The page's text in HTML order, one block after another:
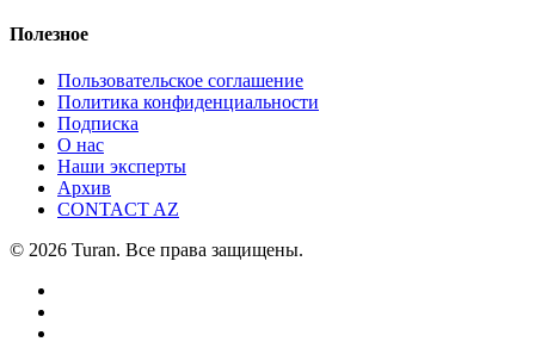
Полезное
Пользовательское соглашение
Политика конфиденциальности
Подписка
О нас
Наши эксперты
Архив
CONTACT AZ
© 2026 Turan. Все права защищены.